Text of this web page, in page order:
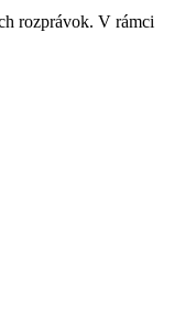
rozprávok. V rámci